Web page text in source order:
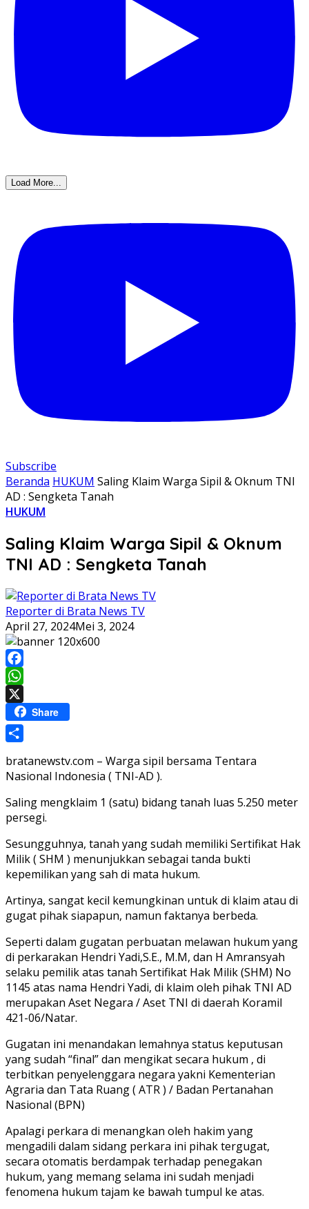
Load More...
Subscribe
Beranda HUKUM Saling Klaim Warga Sipil & Oknum TNI
AD : Sengketa Tanah
HUKUM
Saling Klaim Warga Sipil & Oknum
TNI AD : Sengketa Tanah
Reporter di Brata News TV
April 27, 2024Mei 3, 2024
Facebook
WhatsApp
Share
bratanewstv.com – Warga sipil bersama Tentara
Nasional Indonesia ( TNI-AD ).
Saling mengklaim 1 (satu) bidang tanah luas 5.250 meter
persegi.
Sesungguhnya, tanah yang sudah memiliki Sertifikat Hak
Milik ( SHM ) menunjukkan sebagai tanda bukti
kepemilikan yang sah di mata hukum.
Artinya, sangat kecil kemungkinan untuk di klaim atau di
gugat pihak siapapun, namun faktanya berbeda.
Seperti dalam gugatan perbuatan melawan hukum yang
di perkarakan Hendri Yadi,S.E., M.M, dan H Amransyah
selaku pemilik atas tanah Sertifikat Hak Milik (SHM) No
1145 atas nama Hendri Yadi, di klaim oleh pihak TNI AD
merupakan Aset Negara / Aset TNI di daerah Koramil
421-06/Natar.
Gugatan ini menandakan lemahnya status keputusan
yang sudah “final” dan mengikat secara hukum , di
terbitkan penyelenggara negara yakni Kementerian
Agraria dan Tata Ruang ( ATR ) / Badan Pertanahan
Nasional (BPN)
Apalagi perkara di menangkan oleh hakim yang
mengadili dalam sidang perkara ini pihak tergugat,
secara otomatis berdampak terhadap penegakan
hukum, yang memang selama ini sudah menjadi
fenomena hukum tajam ke bawah tumpul ke atas.